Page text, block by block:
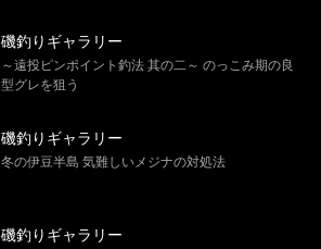
磯釣りギャラリー
～遠投ピンポイント釣法 其の二～ のっこみ期の良
型グレを狙う
磯釣りギャラリー
冬の伊豆半島 気難しいメジナの対処法
磯釣りギャラリー